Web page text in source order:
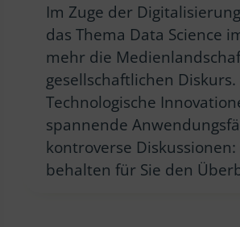
Im Zuge der
das Thema Data Science
mehr die
gesellschaftlichen Diskurs.
Technologische
spannende
kontroverse Diskussionen:
behalten für Sie den